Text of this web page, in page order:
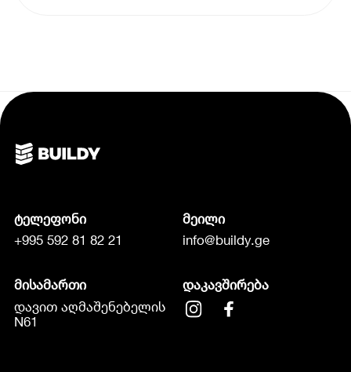
ტელეფონი
+995 592 81 82 21
მეილი
info@buildy.ge
მისამართი
დავით აღმაშენებელის
N61
დაკავშირება